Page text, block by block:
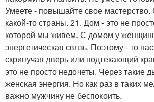
Умеете - повышайте свое
какой-то страны. 21. Дом - это не
которой мы живем. С домом у
энергетическая связь. Поэтому - то
скрипучая дверь или подтекающий
это не просто недочеты. Через такие
женская энергия. Но как раз в таких
важно мужчину не беспокоить.